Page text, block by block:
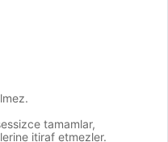
tamamlar,
itiraf etmezler.